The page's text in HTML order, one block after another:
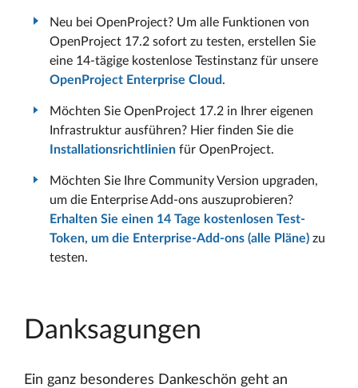
Neu bei OpenProject? Um alle Funktionen von
OpenProject 17.2 sofort zu testen, erstellen Sie
eine 14-tägige kostenlose Testinstanz für unsere
OpenProject Enterprise Cloud.
Möchten Sie OpenProject 17.2 in Ihrer eigenen
Infrastruktur ausführen? Hier finden Sie die
Installationsrichtlinien für OpenProject.
Möchten Sie Ihre Community Version upgraden,
um die Enterprise Add-ons auszuprobieren?
Erhalten Sie einen 14 Tage kostenlosen Test-
Token, um die Enterprise-Add-ons (alle Pläne) zu
testen.
Danksagungen
Ein ganz besonderes Dankeschön geht an